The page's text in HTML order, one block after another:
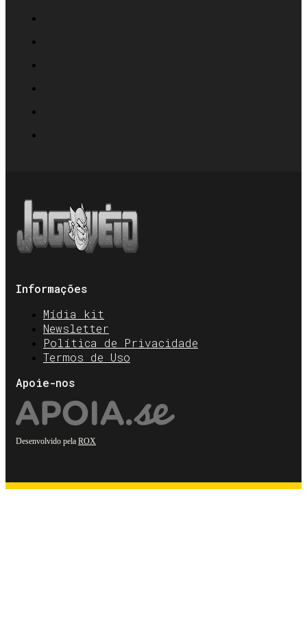
Informações
Mídia kit
Newsletter
Política de Privacidade
Termos de Uso
Apoie-nos
Desenvolvido pela ROX